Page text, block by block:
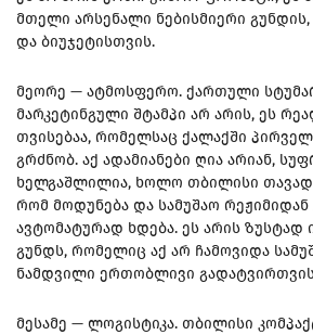
მთელი არსენალი ნებისმიერი გუნდის,
და ბიუჯეტისთვის.
მეორე — ატმოსფერო. ქართული
მარკეტინგული შტამპი არ არის, ეს
თვისებაა, რომელსაც ქალაქში
გრძნობ. აქ ადამიანები ღია არიან,
ხელგაშლილია, ხოლო თბილისი თავად
რომ მოდუნება და სამუშაო
ავტომატურად ხდება. ეს არის ზუსტად
გუნდს, რომელიც აქ არ ჩამოვიდა
ნამდვილი ერთობლივი
მესამე — ლოგისტიკა. თბილისი